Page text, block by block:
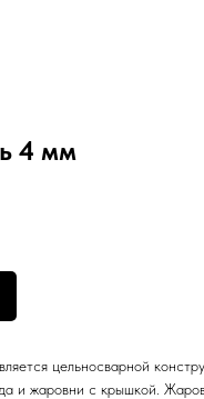
4 мм
цельносварной
и жаровни с крышкой.